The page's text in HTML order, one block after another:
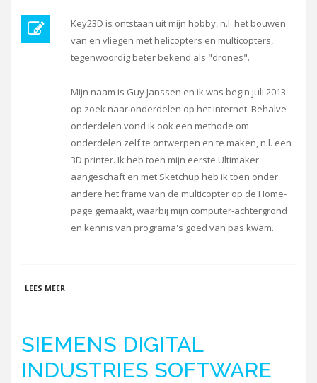
Key23D is ontstaan uit mijn hobby, n.l. het bouwen
van en vliegen met helicopters en multicopters,
tegenwoordig beter bekend als "drones".
Mijn naam is Guy Janssen en ik was begin juli 2013
op zoek naar onderdelen op het internet. Behalve
onderdelen vond ik ook een methode om
onderdelen zelf te ontwerpen en te maken, n.l. een
3D printer. Ik heb toen mijn eerste Ultimaker
aangeschaft en met Sketchup heb ik toen onder
andere het frame van de multicopter op de Home-
page gemaakt, waarbij mijn computer-achtergrond
en kennis van programa's goed van pas kwam.
LEES MEER
SIEMENS DIGITAL
INDUSTRIES SOFTWARE